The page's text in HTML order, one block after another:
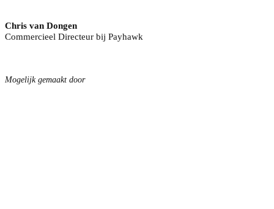
Chris van Dongen
Commercieel Directeur bij Payhawk
Mogelijk gemaakt door